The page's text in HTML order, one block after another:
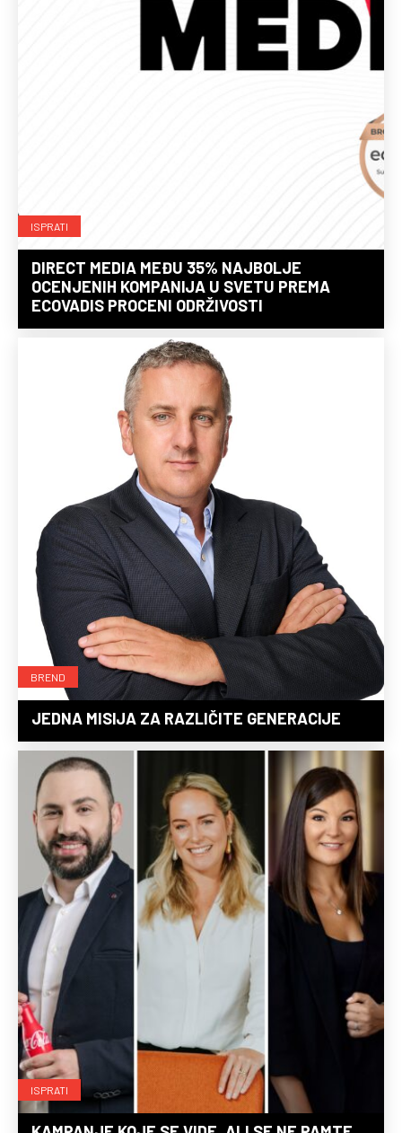
ISPRATI
DIRECT MEDIA MEĐU 35% NAJBOLJE
OCENJENIH KOMPANIJA U SVETU PREMA
ECOVADIS PROCENI ODRŽIVOSTI
BREND
JEDNA MISIJA ZA RAZLIČITE GENERACIJE
ISPRATI